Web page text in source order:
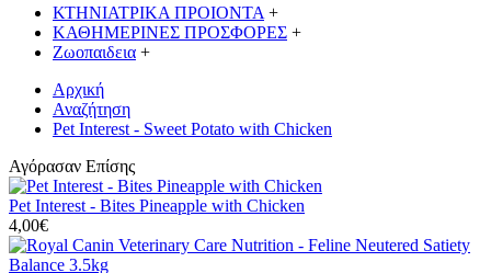
ΚΤΗΝΙΑΤΡΙΚΑ ΠΡΟΙΟΝΤΑ +
ΚΑΘΗΜΕΡΙΝΕΣ ΠΡΟΣΦΟΡΕΣ +
Ζωοπαιδεια +
Αρχική
Αναζήτηση
Pet Interest - Sweet Potato with Chicken
Αγόρασαν Επίσης
Pet Interest - Bites Pineapple with Chicken
4,00€